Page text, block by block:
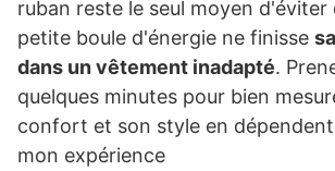
ruban reste le seul moyen d'éviter
petite boule d'énergie ne finisse
dans un vêtement inadapté.
quelques minutes pour bien
confort et son style en
mon expérience